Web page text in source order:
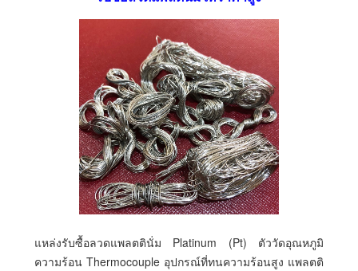
แหล่งรับซื้อลวดแพลตตินั่ม Platinum (Pt) ตัววัดอุณหภูมิ
ความร้อน Thermocouple อุปกรณ์ที่ทนความร้อนสูง แพลตติ